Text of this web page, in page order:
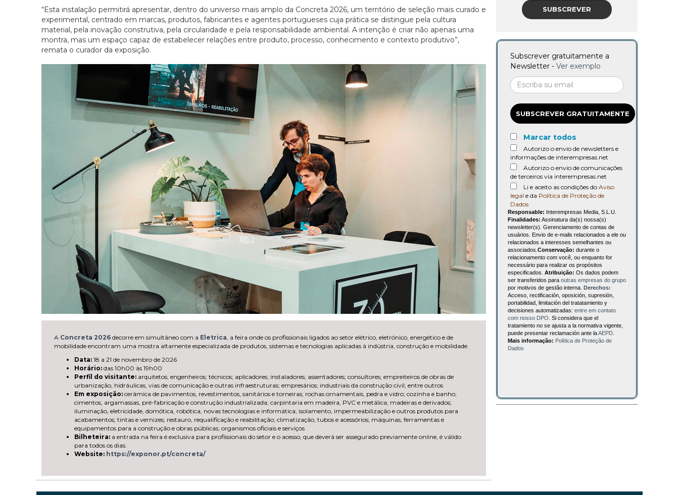
“Esta instalação permitirá apresentar, dentro do universo mais amplo da Concreta 2026, um território de seleção mais curado e
experimental, centrado em marcas, produtos, fabricantes e agentes portugueses cuja prática se distingue pela cultura
material, pela inovação construtiva, pela circularidade e pela responsabilidade ambiental. A intenção é criar não apenas uma
montra, mas um espaço capaz de estabelecer relações entre produto, processo, conhecimento e contexto produtivo”,
remata o curador da exposição.
A Concreta 2026 decorre em simultâneo com a Eletrica, a feira onde os profissionais ligados ao setor elétrico, eletrónico, energético e de
mobilidade encontram uma mostra altamente especializada de produtos, sistemas e tecnologias aplicadas à indústria, construção e mobilidade.
Data: 18 a 21 de novembro de 2026
Horário: das 10h00 às 19h00
Perfil do visitante: arquitetos; engenheiros; técnicos; aplicadores; instaladores; assentadores; consultores; empreiteiros de obras de
urbanização, hidráulicas, vias de comunicação e outras infraestruturas; empresários; industriais da construção civil, entre outros
Em exposição: cerâmica de pavimentos, revestimentos, sanitários e torneiras; rochas ornamentais, pedra e vidro; cozinha e banho;
cimentos, argamassas, pré-fabricação e construção industrializada; carpintaria em madeira, PVC e metálica; madeiras e derivados;
iluminação, eletricidade, domótica, robótica, novas tecnologias e informática; isolamento, impermeabilização e outros produtos para
acabamentos; tintas e vernizes; restauro, requalificação e reabilitação; climatização, tubos e acessórios; máquinas, ferramentas e
equipamentos para a construção e obras públicas; organismos oficiais e serviços
Bilheteira: a entrada na feira é exclusiva para profissionais do setor e o acesso, que deverá ser assegurado previamente online, é válido
para todos os dias.
Website: https://exponor.pt/concreta/
SUBSCREVER
Subscrever gratuitamente a
Newsletter - Ver exemplo
SUBSCREVER GRATUITAMENTE
Marcar todos
Autorizo o envio de newsletters e
informações de interempresas.net
Autorizo o envio de comunicações
de terceiros via interempresas.net
Li e aceito as condições do Aviso
legal e da Política de Proteção de
Dados
Responsable: Interempresas Media, S.L.U.
Finalidades: Assinatura da(s) nossa(s)
newsletter(s). Gerenciamento de contas de
usuários. Envio de e-mails relacionados a ele ou
relacionados a interesses semelhantes ou
associados. Conservação: durante o
relacionamento com você, ou enquanto for
necessário para realizar os propósitos
especificados. Atribuição: Os dados podem
ser transferidos para outras empresas do grupo
por motivos de gestão interna. Derechos:
Acceso, rectificación, oposición, supresión,
portabilidad, limitación del tratatamiento y
decisiones automatizadas: entre em contato
com nosso DPO . Si considera que el
tratamiento no se ajusta a la normativa vigente,
puede presentar reclamación ante laAEPD
Mais informação: Política de Proteção de
Dados